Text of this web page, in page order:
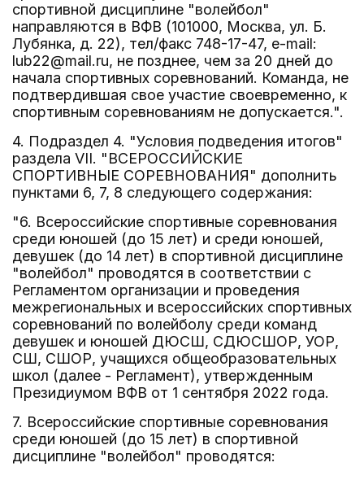
спортивной дисциплине "волейбол"
направляются в ВФВ (101000, Москва, ул. Б.
Лубянка, д. 22), тел/факс 748-17-47, e-mail:
lub22@mail.ru, не позднее, чем за 20 дней до
начала спортивных соревнований. Команда, не
подтвердившая свое участие своевременно, к
спортивным соревнованиям не допускается.".
4. Подраздел 4. "Условия подведения итогов"
раздела VII. "ВСЕРОССИЙСКИЕ
СПОРТИВНЫЕ СОРЕВНОВАНИЯ" дополнить
пунктами 6, 7, 8 следующего содержания:
"6. Всероссийские спортивные соревнования
среди юношей (до 15 лет) и среди юношей,
девушек (до 14 лет) в спортивной дисциплине
"волейбол" проводятся в соответствии с
Регламентом организации и проведения
межрегиональных и всероссийских спортивных
соревнований по волейболу среди команд
девушек и юношей ДЮСШ, СДЮСШОР, УОР,
СШ, СШОР, учащихся общеобразовательных
школ (далее - Регламент), утвержденным
Президиумом ВФВ от 1 сентября 2022 года.
7. Всероссийские спортивные соревнования
среди юношей (до 15 лет) в спортивной
дисциплине "волейбол" проводятся: